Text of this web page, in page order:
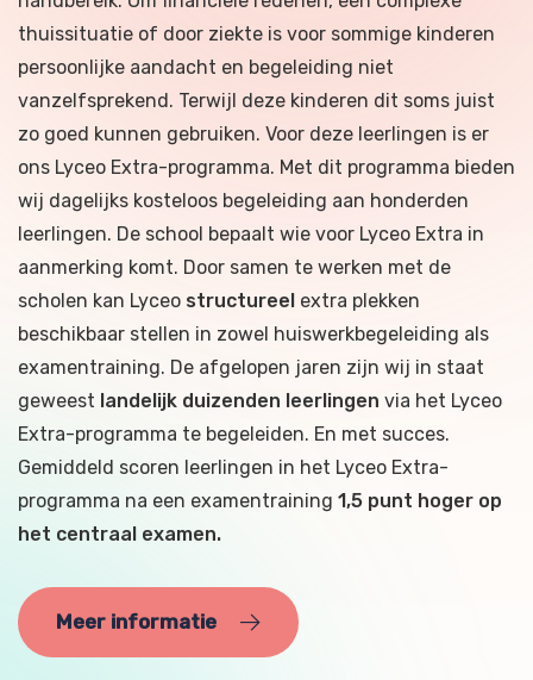
thuissituatie of door ziekte is voor sommige kinderen
persoonlijke aandacht en begeleiding niet
vanzelfsprekend. Terwijl deze kinderen dit soms juist
zo goed kunnen gebruiken. Voor deze leerlingen is er
ons Lyceo Extra-programma. Met dit programma bieden
wij dagelijks kosteloos begeleiding aan honderden
leerlingen. De school bepaalt wie voor Lyceo Extra in
aanmerking komt. Door samen te werken met de
scholen kan Lyceo structureel extra plekken
beschikbaar stellen in zowel huiswerkbegeleiding als
examentraining. De afgelopen jaren zijn wij in staat
geweest landelijk duizenden leerlingen via het Lyceo
Extra-programma te begeleiden. En met succes.
Gemiddeld scoren leerlingen in het Lyceo Extra-
programma na een examentraining 1,5 punt hoger op
het centraal examen.
Meer informatie